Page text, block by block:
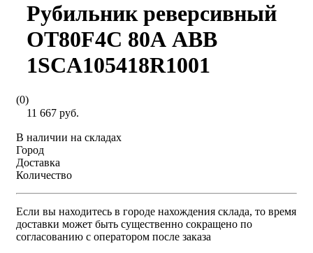
Рубильник реверсивный
OT80F4C 80А ABB
1SCA105418R1001
(0)
11 667 руб.
В наличии на складах
Город
Доставка
Количество
Если вы находитесь в городе нахождения склада, то время
доставки может быть существенно сокращено по
согласованию с оператором после заказа